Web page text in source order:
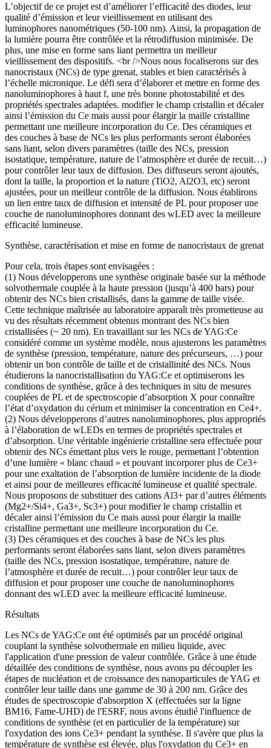
L’objectif de ce projet est d’améliorer l’efficacité des diodes, leur
qualité d’émission et leur vieillissement en utilisant des
luminophores nanométriques (50-100 nm). Ainsi, la propagation de
la lumière pourra être contrôlée et la rétrodiffusion minimisée. De
plus, une mise en forme sans liant permettra un meilleur
vieillissement des dispositifs. <br />Nous nous focaliserons sur des
nanocristaux (NCs) de type grenat, stables et bien caractérisés à
l’échelle micronique. Le défi sera d’élaborer et mettre en forme des
nanoluminophores à haut f, une très bonne photostabilité et des
propriétés spectrales adaptées. modifier le champ cristallin et décaler
ainsi l’émission du Ce mais aussi pour élargir la maille cristalline
permettant une meilleure incorporation du Ce. Des céramiques et
des couches à base de NCs les plus performants seront élaborées
sans liant, selon divers paramètres (taille des NCs, pression
isostatique, température, nature de l’atmosphère et durée de recuit…)
pour contrôler leur taux de diffusion. Des diffuseurs seront ajoutés,
dont la taille, la proportion et la nature (TiO2, Al2O3, etc) seront
ajustées, pour un meilleur contrôle de la diffusion. Nous établirons
un lien entre taux de diffusion et intensité de PL pour proposer une
couche de nanoluminophores donnant des wLED avec la meilleure
efficacité lumineuse.
Synthèse, caractérisation et mise en forme de nanocristaux de grenat
Pour cela, trois étapes sont envisagées :
(1) Nous développerons une synthèse originale basée sur la méthode
solvothermale couplée à la haute pression (jusqu’à 400 bars) pour
obtenir des NCs bien cristallisés, dans la gamme de taille visée.
Cette technique maîtrisée au laboratoire apparaît très prometteuse au
vu des résultats récemment obtenus montrant des NCs bien
cristallisées (~ 20 nm). En travaillant sur les NCs de YAG:Ce
considéré comme un système modèle, nous ajusterons les paramètres
de synthèse (pression, température, nature des précurseurs, …) pour
obtenir un bon contrôle de taille et de cristallinité des NCs. Nous
étudierons la nanocristallisation du YAG:Ce et optimiserons les
conditions de synthèse, grâce à des techniques in situ de mesures
couplées de PL et de spectroscopie d’absorption X pour connaître
l’état d’oxydation du cérium et minimiser la concentration en Ce4+.
(2) Nous développerons d’autres nanoluminophores, plus appropriés
à l’élaboration de wLEDs en termes de propriétés spectrales et
d’absorption. Une véritable ingénierie cristalline sera effectuée pour
obtenir des NCs émettant plus vers le rouge, permettant l’obtention
d’une lumière « blanc chaud » et pouvant incorporer plus de Ce3+
pour une exaltation de l’absorption de lumière incidente de la diode
et ainsi pour de meilleures efficacité lumineuse et qualité spectrale.
Nous proposons de substituer des cations Al3+ par d’autres éléments
(Mg2+/Si4+, Ga3+, Sc3+) pour modifier le champ cristallin et
décaler ainsi l’émission du Ce mais aussi pour élargir la maille
cristalline permettant une meilleure incorporation du Ce.
(3) Des céramiques et des couches à base de NCs les plus
performants seront élaborées sans liant, selon divers paramètres
(taille des NCs, pression isostatique, température, nature de
l’atmosphère et durée de recuit…) pour contrôler leur taux de
diffusion et pour proposer une couche de nanoluminophores
donnant des wLED avec la meilleure efficacité lumineuse.
Résultats
Les NCs de YAG:Ce ont été optimisés par un procédé original
couplant la synthèse solvothermale en milieu liquide, avec
l'application d'une pression de valeur contrôlée. Grâce à une étude
détaillée des conditions de synthèse, nous avons pu découpler les
étapes de nucléation et de croissance des nanoparticules de YAG et
contrôler leur taille dans une gamme de 30 à 200 nm. Grâce des
études de spectroscopie d'absorption X (effectuées sur la ligne
BM16, Fame-UHD) de l'ESRF, nous avons étudié l'influence de
conditions de synthèse (et en particulier de la température) sur
l'oxydation des ions Ce3+ pendant la synthèse. Il s'avère que plus la
température de synthèse est élevée, plus l'oxydation du Ce3+ en